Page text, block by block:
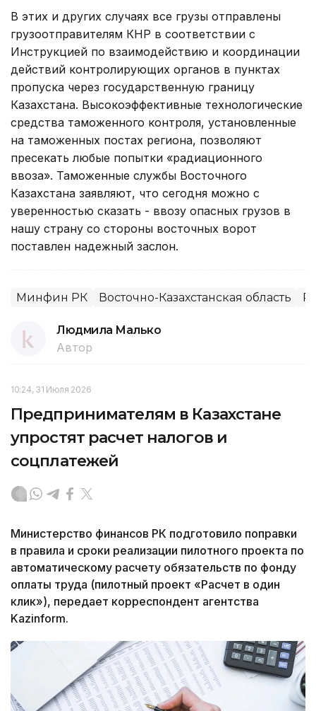
В этих и других случаях все грузы отправлены
грузоотправителям КНР в соответствии с
Инструкцией по взаимодействию и координации
действий контролирующих органов в пунктах
пропуска через государственную границу
Казахстана. Высокоэффективные технологические
средства таможенного контроля, установленные
на таможенных постах региона, позволяют
пресекать любые попытки «радиационного
ввоза». Таможенные службы Восточного
Казахстана заявляют, что сегодня можно с
уверенностью сказать - ввозу опасных грузов в
нашу страну со стороны восточных ворот
поставлен надежный заслон.
Минфин РК Восточно-Казахстанская область
Людмила Малько
Автор
10:24, 31 Июля 2026
Предпринимателям в Казахстане
упростят расчет налогов и
соцплатежей
Министерство финансов РК подготовило поправки
в правила и сроки реализации пилотного проекта по
автоматическому расчету обязательств по фонду
оплаты труда (пилотный проект «Расчет в один
клик»), передает корреспондент агентства
Kazinform.